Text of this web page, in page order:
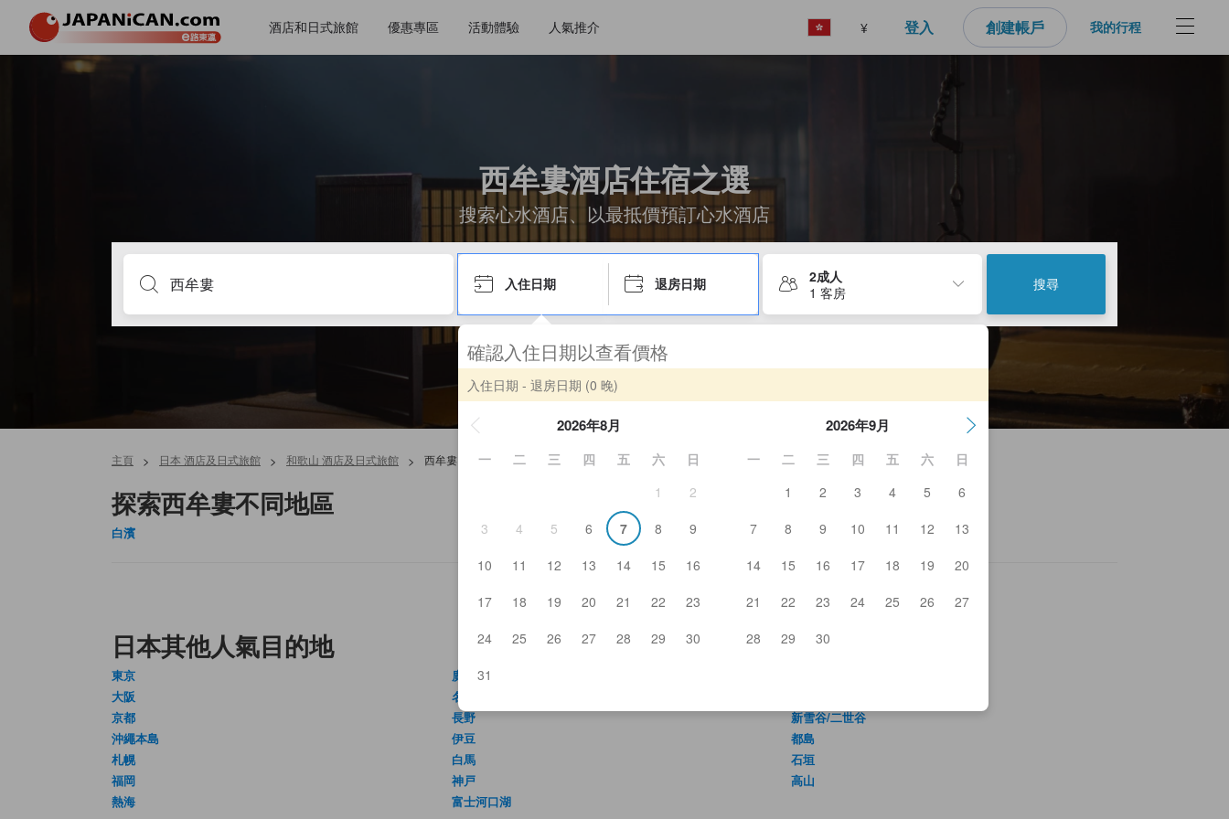
酒店和日式旅館 優惠專區 活動體驗 人氣推介 ¥ 登入 創建帳戶 我的行程
西牟婁酒店住宿之選
搜索心水酒店、以最抵價預訂心水酒店
入住日期 退房日期
2成人
1 客房
搜尋
確認入住日期以查看價格
入住日期 - 退房日期 (0 晚)
2026年8月
一 二 三 四 五 六
日
1
2
3
4 5 6 7 8
9
10
11 12 13 14 15
16
17
18 19 20 21 22
23
24
25 26 27 28 29
30
31
2026年9月
一 二 三 四 五 六
日
1
2 3 4 5
6
7
8 9 10 11 12
13
14
15 16 17 18 19
20
21
22 23 24 25 26
27
28
29 30
主頁 > 日本 酒店及日式旅館 > 和歌山 酒店及日式旅館 > 西牟婁
探索西牟婁不同地區
白濱
日本其他人氣目的地
東京
大阪
京都
沖繩本島
札幌
福岡
熱海
廣島
名古屋
長野
伊豆
白馬
神戸
富士河口湖
新雪谷/二世谷
都島
石垣
高山